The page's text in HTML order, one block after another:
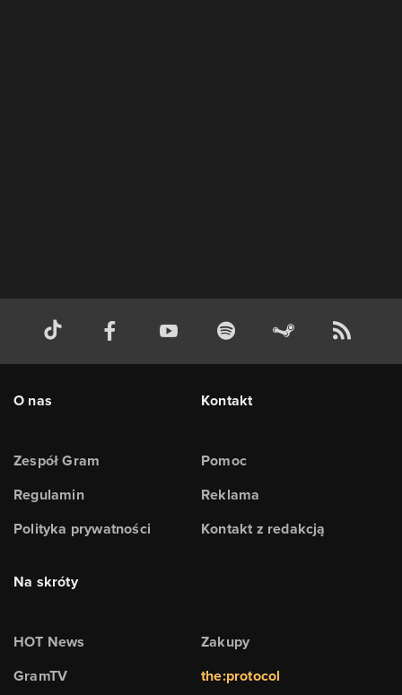
O nas
Zespół Gram
Regulamin
Polityka prywatności
Kontakt
Pomoc
Reklama
Kontakt z redakcją
Na skróty
HOT News
GramTV
Zakupy
the:protocol